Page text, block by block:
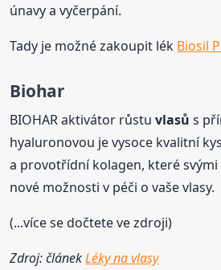
únavy a vyčerpání.
Tady je možné zakoupit lék Biosil
Biohar
BIOHAR aktivátor růstuvlasů s
hyaluronovou je vysoce kvalitní
a provotřídní kolagen, které
nové možnosti v péči o vaše vlasy.
(...více se dočtete ve zdroji)
Zdroj: článekLéky na vlasy